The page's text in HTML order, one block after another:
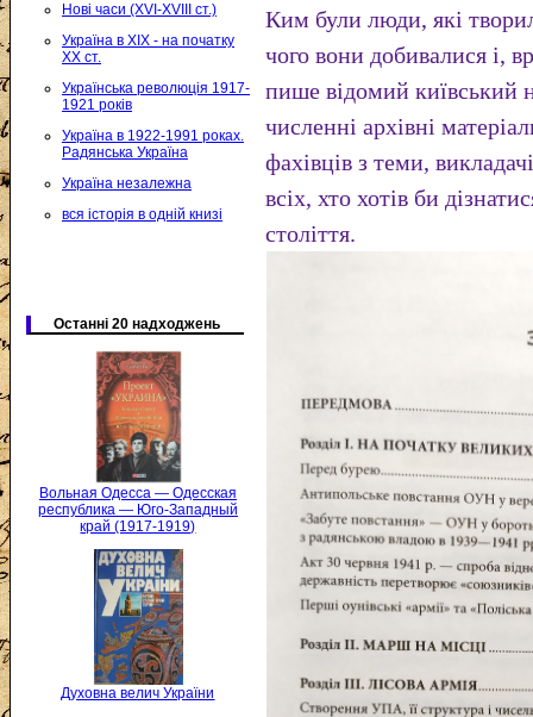
Нові часи (XVI-XVIII ст.)
Україна в XIX - на початку
XX ст.
Українська революція 1917-
1921 років
Україна в 1922-1991 роках.
Радянська Україна
Україна незалежна
вся історія в одній книзі
Останні 20 надходжень
Вольная Одесса — Одесская
республика — Юго-Западный
край (1917-1919)
Духовна велич України
Ким були люди, які
чого вони добивалися і,
пише відомий київський
численні архівні
фахівців з теми,
всіх, хто хотів би
століття.